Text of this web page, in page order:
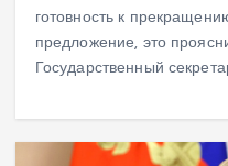
готовность к
предложение, это
Государственный